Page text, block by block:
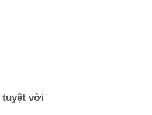
tuyệt vời